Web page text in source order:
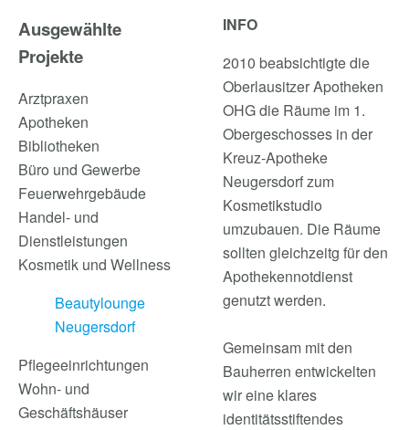
Ausgewählte
Projekte
Arztpraxen
Apotheken
Bibliotheken
Büro und Gewerbe
Feuerwehrgebäude
Handel- und
Dienstleistungen
Kosmetik und Wellness
Beautylounge
Neugersdorf
Pflegeeinrichtungen
Wohn- und
Geschäftshäuser
INFO
2010 beabsichtigte die
Oberlausitzer Apotheken
OHG die Räume im 1.
Obergeschosses in der
Kreuz-Apotheke
Neugersdorf zum
Kosmetikstudio
umzubauen. Die Räume
sollten gleichzeitg für den
Apothekennotdienst
genutzt werden.
Gemeinsam mit den
Bauherren entwickelten
wir eine klares
identitätsstiftendes